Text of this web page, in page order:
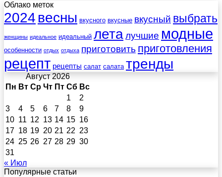
Облако меток
2024 весны вкусного вкусные вкусный выбрать
женщины идеальное идеальный леталучшие модные
особенности отдых отдыха приготовить приготовления
рецепт рецепты салат салата тренды
Август 2026
Пн Вт Ср Чт Пт Сб Вс
1
2
3
4 5 6 7 8
9
10 11 12 13 14 15 16
17 18 19 20 21 22 23
24 25 26 27 28 29 30
31
« Июл
Популярные статьи